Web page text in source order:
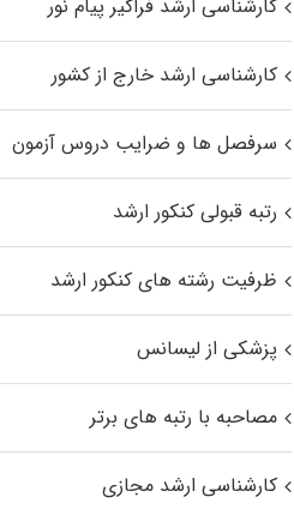
کارشناسی ارشد فراگیر پیام نور
کارشناسی ارشد خارج از کشور
سرفصل ها و ضرایب دروس آزمون
رتبه قبولی کنکور ارشد
ظرفیت رشته های کنکور ارشد
پزشکی از لیسانس
مصاحبه با رتبه های برتر
کارشناسی ارشد مجازی